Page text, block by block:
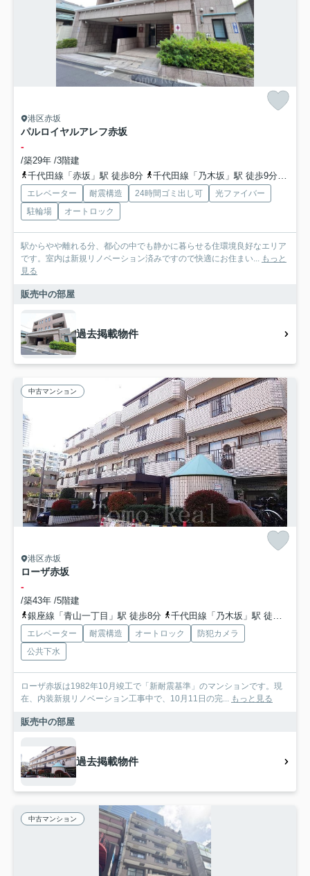
港区赤坂
パルロイヤルアレフ赤坂
-
/築29年 /3階建
千代田線「赤坂」駅 徒歩8分
千代田線「乃木坂」駅 徒歩9分
エレベーター 耐震構造 24時間ゴミ出し可
光ファイバー
駐輪場
オートロック
駅からやや離れる分、都心の中でも静かに暮らせる住環境良好なエリア
です。室内は新規リノベーション済みですので快適にお住まい... もっと
見る
販売中の部屋
過去掲載物件
中古マンション
港区赤坂
ローザ赤坂
-
/築43年 /5階建
銀座線「青山一丁目」駅 徒歩8分
千代田線「乃木坂」駅 徒歩8分
エレベーター 耐震構造 オートロック
防犯カメラ
公共下水
ローザ赤坂は1982年10月竣工で「新耐震基準」のマンションです。現
在、内装新規リノベーション工事中で、10月11日の完... もっと見る
販売中の部屋
過去掲載物件
中古マンション